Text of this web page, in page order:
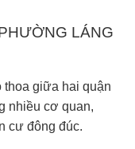
LÁNG
thoa giữa hai quận
nhiều cơ quan,
cư đông đúc.